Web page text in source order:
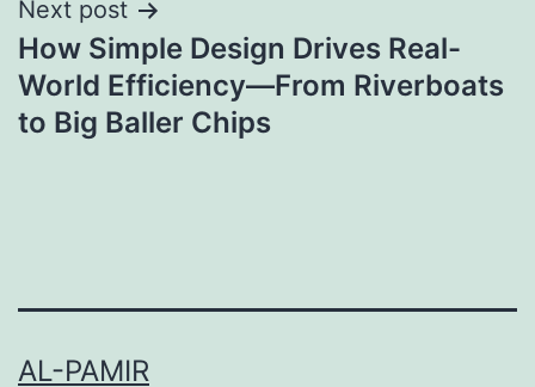
Next post
How Simple Design Drives Real-
World Efficiency—From Riverboats
to Big Baller Chips
AL-PAMIR